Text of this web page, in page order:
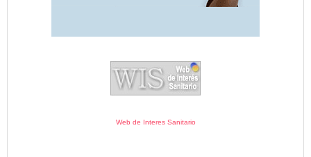
Web de Interes Sanitario